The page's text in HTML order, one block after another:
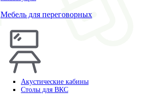
Мебель для переговорных
Акустические кабины
Столы для ВКС